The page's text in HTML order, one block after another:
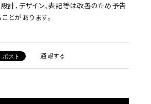
計、デザイン、表記等は改善のため予告
とがあります。
通報する